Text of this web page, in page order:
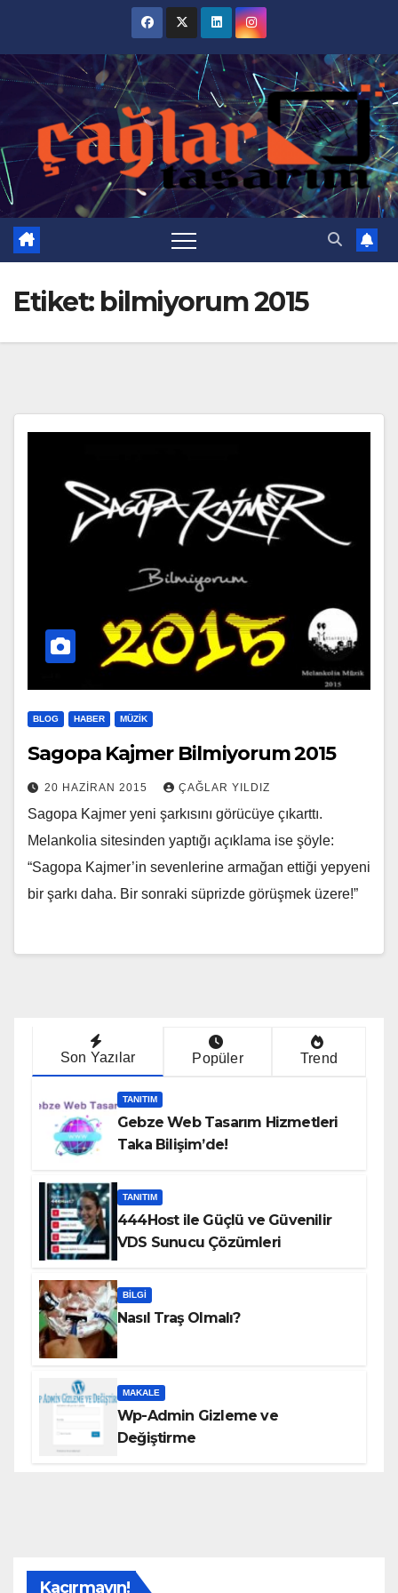
content
Etiket: bilmiyorum 2015
BLOG HABER MÜZIK
Sagopa Kajmer Bilmiyorum 2015
20 HAZIRAN 2015 ÇAĞLAR YILDIZ
Sagopa Kajmer yeni şarkısını görücüye çıkarttı.
Melankolia sitesinden yaptığı açıklama ise şöyle:
“Sagopa Kajmer’in sevenlerine armağan ettiği yepyeni
bir şarkı daha. Bir sonraki süprizde görüşmek üzere!”
Son Yazılar Popüler Trend
TANITIM
Gebze Web Tasarım Hizmetleri
Taka Bilişim’de!
TANITIM
444Host ile Güçlü ve Güvenilir
VDS Sunucu Çözümleri
BILGI
Nasıl Traş Olmalı?
MAKALE
Wp-Admin Gizleme ve
Değiştirme
Kaçırmayın!